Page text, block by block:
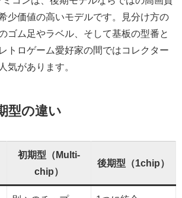
少価値の高いモデルです。見分け方の
ゴム足やラベル、そして基板の型番と
トロゲーム愛好家の間ではコレクター
気があります。
型の違い
初期型（Multi-
chip）
後期型（1chip）